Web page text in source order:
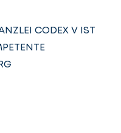
CODEX V IST